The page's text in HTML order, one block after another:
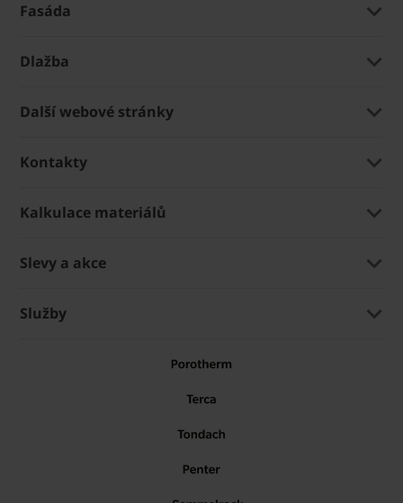
Fasáda
Dlažba
Další webové stránky
Kontakty
Kalkulace materiálů
Slevy a akce
Služby